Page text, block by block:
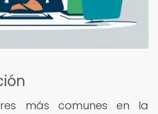
más comunes en la